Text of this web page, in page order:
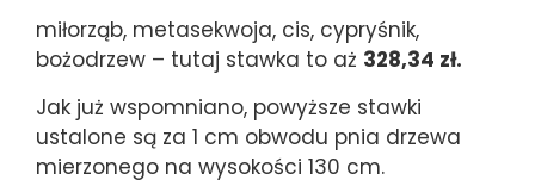
miłorząb, metasekwoja, cis, cypryśnik,
bożodrzew – tutaj stawka to aż 328,34 zł.
Jak już wspomniano, powyższe stawki
ustalone są za 1 cm obwodu pnia drzewa
mierzonego na wysokości 130 cm.